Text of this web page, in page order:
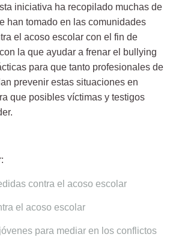
iniciativa ha recopilado muchas de
han tomado en las comunidades
el acoso escolar con el fin de
la que ayudar a frenar el bullying
para que tanto profesionales de
prevenir estas situaciones en
que posibles víctimas y testigos
contra el acoso escolar
el acoso escolar
para mediar en los conflictos